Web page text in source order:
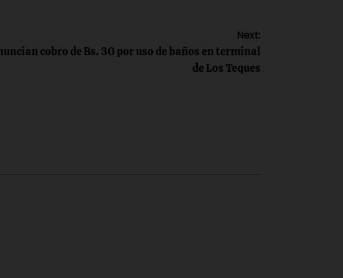
Next:
cobro de Bs. 30 por uso de baños en terminal
de Los Teques